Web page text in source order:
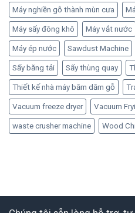
Máy nghiền gỗ thành mùn cưa
Máy sấy đông khô Máy vắt nước
Máy ép nước Sawdust Machine
Sấy băng tải Sấy thùng quay
Thiết kế nhà máy băm dăm gỗ
Vacuum freeze dryer Vacuum
waste crusher machine Wood